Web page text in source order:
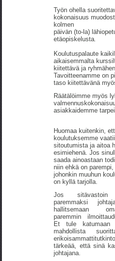
Työn ohella
kokonaisuus
kolmen
päivän (to-la)
etäopiskelusta.
Koulutuspalaute
aikaisemmalta
kiitettävä ja
Tavoitteenamme on
taso kiitettävänä
Räätälöimme myös
asiakkaidemme
Huomaa kuitenkin,
koulutuksemme
sitoutumista ja aitoa
esimiehenä. Jos
saada ainoastaan
niin ehkä on
johonkin muuhun
on kyllä tarjolla.
Jos
paremmaksi
hallitsemaan
paremmin
Et tule
mahdollista
tärkeää, että sinä
johtajana.